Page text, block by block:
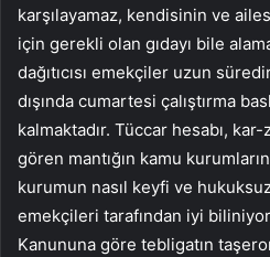
karşılayamaz, kendisinin ve
için gerekli olan gıdayı bile
dağıtıcısı emekçiler uzun
dışında cumartesi çalıştırma
kalmaktadır. Tüccar hesabı,
gören mantığın kamu
kurumun nasıl keyfi ve
emekçileri tarafından iyi
Kanununa göre tebligatın